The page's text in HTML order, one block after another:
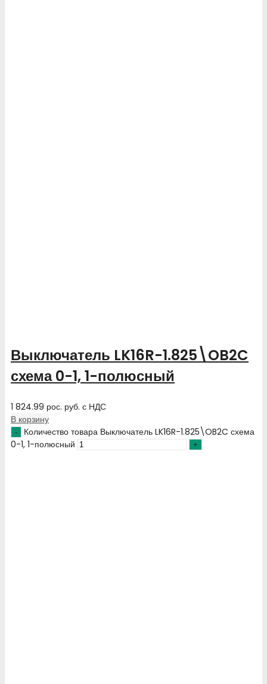
Выключатель LK16R-1.825\OB2C
схема 0-1, 1-полюсный
1 824.99 рос. руб. с НДС
В корзину
Количество товара Выключатель LK16R-1.825\OB2C схема
0-1, 1-полюсный